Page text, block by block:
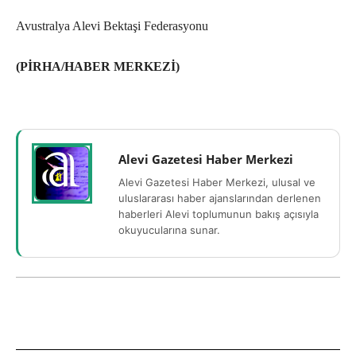
Avustralya Alevi Bektaşi Federasyonu
(PİRHA/HABER MERKEZİ)
Alevi Gazetesi Haber Merkezi
Alevi Gazetesi Haber Merkezi, ulusal ve
uluslararası haber ajanslarından derlenen
haberleri Alevi toplumunun bakış açısıyla
okuyucularına sunar.